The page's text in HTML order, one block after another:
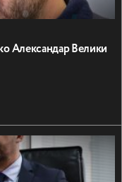
Александар Велики